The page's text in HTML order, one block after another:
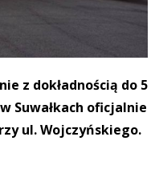
z dokładnością do 5
Suwałkach oficjalnie
ul. Wojczyńskiego.